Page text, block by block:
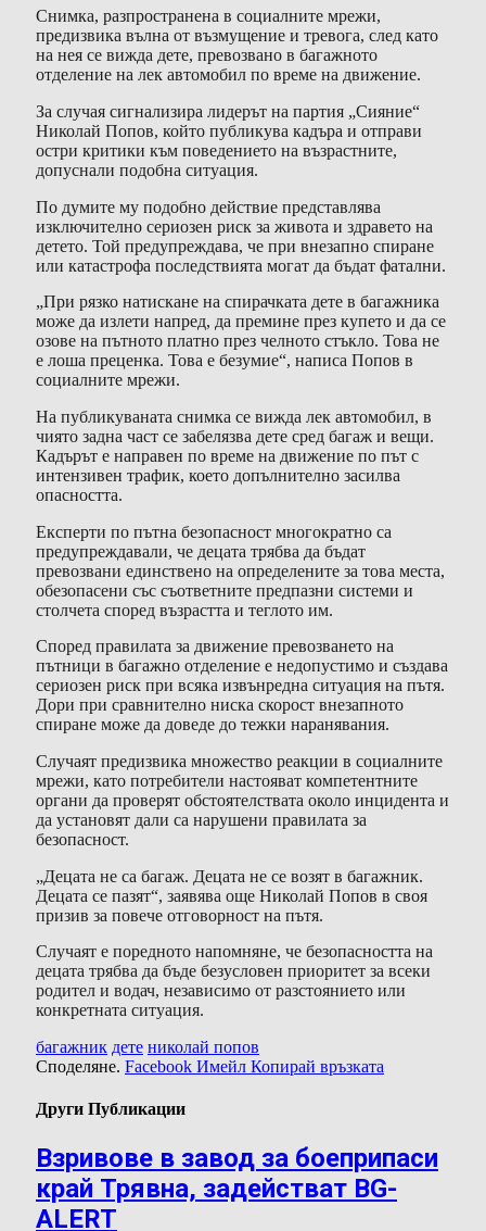
Снимка, разпространена в социалните мрежи,
предизвика вълна от възмущение и тревога, след като
на нея се вижда дете, превозвано в багажното
отделение на лек автомобил по време на движение.
За случая сигнализира лидерът на партия „Сияние“
Николай Попов, който публикува кадъра и отправи
остри критики към поведението на възрастните,
допуснали подобна ситуация.
По думите му подобно действие представлява
изключително сериозен риск за живота и здравето на
детето. Той предупреждава, че при внезапно спиране
или катастрофа последствията могат да бъдат фатални.
„При рязко натискане на спирачката дете в багажника
може да излети напред, да премине през купето и да се
озове на пътното платно през челното стъкло. Това не
е лоша преценка. Това е безумие“, написа Попов в
социалните мрежи.
На публикуваната снимка се вижда лек автомобил, в
чиято задна част се забелязва дете сред багаж и вещи.
Кадърът е направен по време на движение по път с
интензивен трафик, което допълнително засилва
опасността.
Експерти по пътна безопасност многократно са
предупреждавали, че децата трябва да бъдат
превозвани единствено на определените за това места,
обезопасени със съответните предпазни системи и
столчета според възрастта и теглото им.
Според правилата за движение превозването на
пътници в багажно отделение е недопустимо и създава
сериозен риск при всяка извънредна ситуация на пътя.
Дори при сравнително ниска скорост внезапното
спиране може да доведе до тежки наранявания.
Случаят предизвика множество реакции в социалните
мрежи, като потребители настояват компетентните
органи да проверят обстоятелствата около инцидента и
да установят дали са нарушени правилата за
безопасност.
„Децата не са багаж. Децата не се возят в багажник.
Децата се пазят“, заявява още Николай Попов в своя
призив за повече отговорност на пътя.
Случаят е поредното напомняне, че безопасността на
децата трябва да бъде безусловен приоритет за всеки
родител и водач, независимо от разстоянието или
конкретната ситуация.
багажник дете николай попов
Споделяне. Facebook Имейл Копирай връзката
Други Публикации
Взривове в завод за боеприпаси
край Трявна, задействат BG-
ALERT